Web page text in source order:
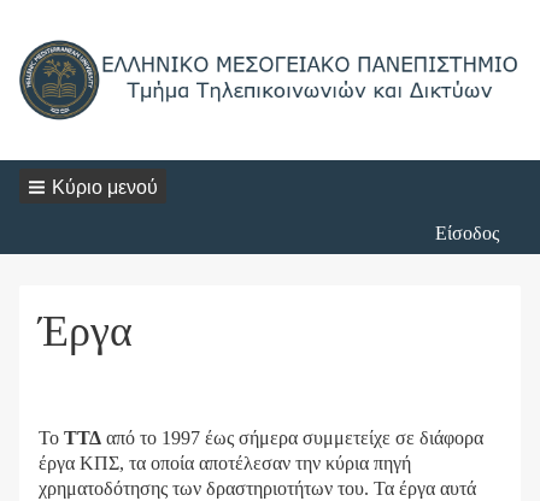
Κύριο μενού
Είσοδος
Έργα
Το ΤΤΔ από το 1997 έως σήμερα συμμετείχε σε διάφορα
έργα ΚΠΣ, τα οποία αποτέλεσαν την κύρια πηγή
χρηματοδότησης των δραστηριοτήτων του. Τα έργα αυτά